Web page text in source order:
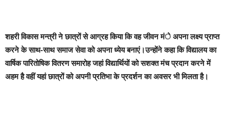
शहरी विकास मन्त्री ने छात्रों से आग्रह किया कि वह जीवन मंे अपना लक्ष्य प्राप्त
करने के साथ-साथ समाज सेवा को अपना ध्येय बनाएं।उन्होंने कहा कि विद्यालय का
वार्षिक पारितोषिक वितरण समारोह जहां विद्यार्थियों को सशक्त मंच प्रदान करने में
अहम है वहीं यहां छात्रों को अपनी प्रतिभा के प्रदर्शन का अवसर भी मिलता है।